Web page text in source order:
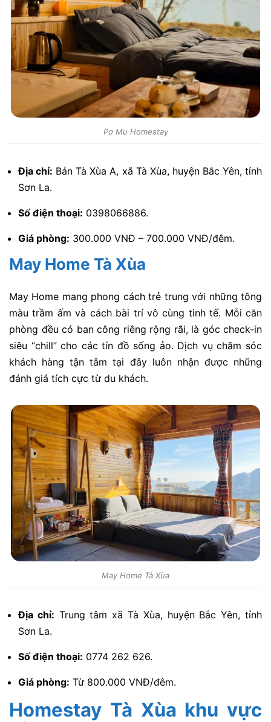
Pơ Mu Homestay
Địa chỉ: Bản Tà Xùa A, xã Tà Xùa, huyện Bắc Yên, tỉnh
Sơn La.
Số điện thoại: 0398066886.
Giá phòng: 300.000 VNĐ – 700.000 VNĐ/đêm.
May Home Tà Xùa
May Home mang phong cách trẻ trung với những tông
màu trầm ấm và cách bài trí vô cùng tinh tế. Mỗi căn
phòng đều có ban công riêng rộng rãi, là góc check-in
siêu “chill” cho các tín đồ sống ảo. Dịch vụ chăm sóc
khách hàng tận tâm tại đây luôn nhận được những
đánh giá tích cực từ du khách.
May Home Tà Xùa
Địa chỉ: Trung tâm xã Tà Xùa, huyện Bắc Yên, tỉnh
Sơn La.
Số điện thoại: 0774 262 626.
Giá phòng: Từ 800.000 VNĐ/đêm.
Homestay Tà Xùa khu vực